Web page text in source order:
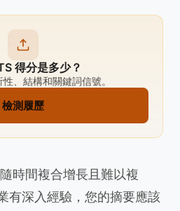
得分是多少？
、結構和關鍵詞信號。
檢測履歷
時間複合增長且難以複
有深入經驗，您的摘要應該